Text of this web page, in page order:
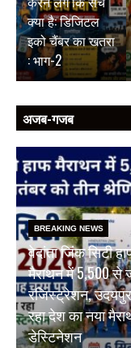
क्या है: डिजिटल
इको चैंबर का खतरा
: भाग-2
अजब-गजब
BREAKING NEWS
वेदांता जिंक सिटी
मैराथन में 5,500 से
रजिस्ट्रेशन,
रहा देश का नया
डेस्टिनेशन